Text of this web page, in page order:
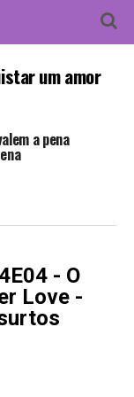
um amor
a pena
- O
Love -